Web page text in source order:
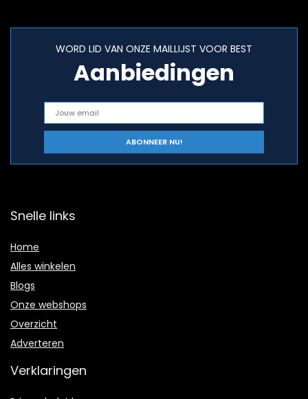
WORD LID VAN ONZE MAILLIJST VOOR BEST
Aanbiedingen
Snelle links
Home
Alles winkelen
Blogs
Onze webshops
Overzicht
Adverteren
Verklaringen